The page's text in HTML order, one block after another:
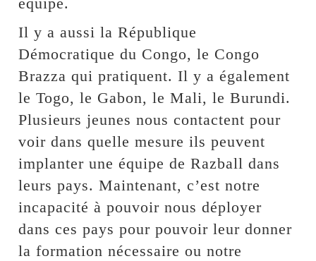
Il y a aussi la République
Démocratique du Congo, le Congo
Brazza qui pratiquent. Il y a également
le Togo, le Gabon, le Mali, le Burundi.
Plusieurs jeunes nous contactent pour
voir dans quelle mesure ils peuvent
implanter une équipe de Razball dans
leurs pays. Maintenant, c’est notre
incapacité à pouvoir nous déployer
dans ces pays pour pouvoir leur donner
la formation nécessaire ou notre